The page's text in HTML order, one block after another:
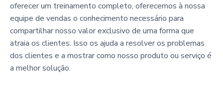
oferecer um treinamento completo, oferecemos à nossa
equipe de vendas o conhecimento necessário para
compartilhar nosso valor exclusivo de uma forma que
atraia os clientes. Isso os ajuda a resolver os problemas
dos clientes e a mostrar como nosso produto ou serviço é
a melhor solução.